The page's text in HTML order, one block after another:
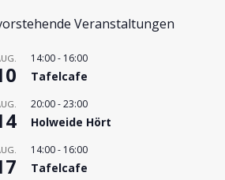
Veranstaltungen
14:00- 16:00
Tafelcafe
20:00-23:00
Holweide Hört
14:00- 16:00
Tafelcafe